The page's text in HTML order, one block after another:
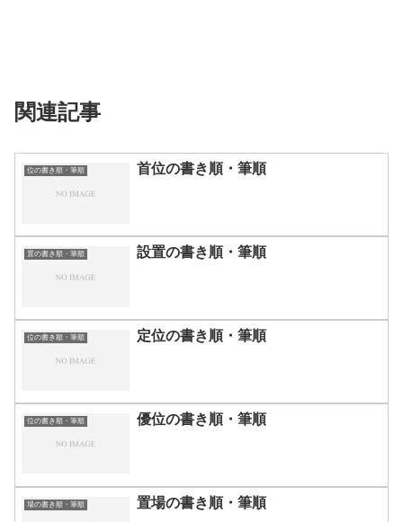
関連記事
位の書き順・筆順 首位の書き順・筆順
置の書き順・筆順 設置の書き順・筆順
位の書き順・筆順 定位の書き順・筆順
位の書き順・筆順 優位の書き順・筆順
場の書き順・筆順 置場の書き順・筆順